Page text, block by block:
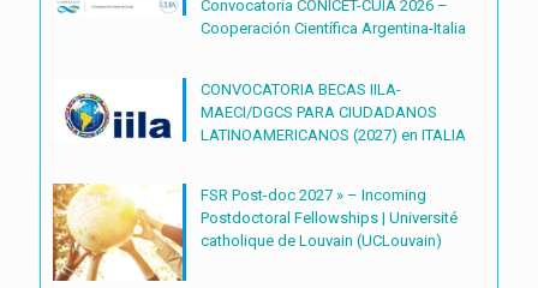
Convocatoria CONICET-CUIA 2026 –
Cooperación Científica Argentina-Italia
CONVOCATORIA BECAS IILA-
MAECI/DGCS PARA CIUDADANOS
LATINOAMERICANOS (2027) en ITALIA
FSR Post-doc 2027 » – Incoming
Postdoctoral Fellowships | Université
catholique de Louvain (UCLouvain)